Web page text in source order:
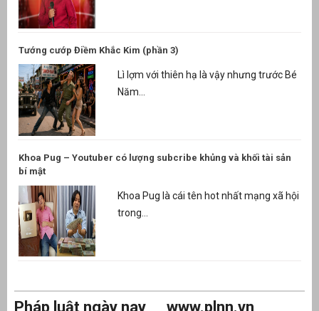
Tướng cướp Điềm Khắc Kim (phần 3)
Lì lợm với thiên hạ là vậy nhưng trước Bé
Năm...
Khoa Pug – Youtuber có lượng subcribe khủng và khối tài sản
bí mật
Khoa Pug là cái tên hot nhất mạng xã hội
trong...
Pháp luật ngày nay www.plnn.vn